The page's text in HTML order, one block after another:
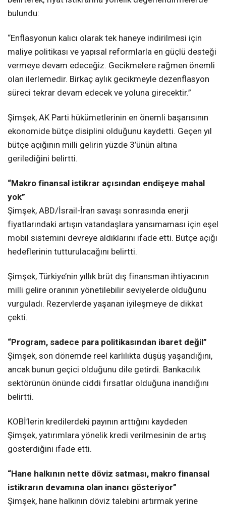
bulundu:
“Enflasyonun kalıcı olarak tek haneye indirilmesi için
maliye politikası ve yapısal reformlarla en güçlü desteği
vermeye devam edeceğiz. Gecikmelere rağmen önemli
olan ilerlemedir. Birkaç aylık gecikmeyle dezenflasyon
süreci tekrar devam edecek ve yoluna girecektir.”
Şimşek, AK Parti hükümetlerinin en önemli başarısının
ekonomide bütçe disiplini olduğunu kaydetti. Geçen yıl
bütçe açığının milli gelirin yüzde 3’ünün altına
gerilediğini belirtti.
“Makro finansal istikrar açısından endişeye mahal
yok”
Şimşek, ABD/İsrail-İran savaşı sonrasında enerji
fiyatlarındaki artışın vatandaşlara yansımaması için eşel
mobil sistemini devreye aldıklarını ifade etti. Bütçe açığı
hedeflerinin tutturulacağını belirtti.
Şimşek, Türkiye’nin yıllık brüt dış finansman ihtiyacının
milli gelire oranının yönetilebilir seviyelerde olduğunu
vurguladı. Rezervlerde yaşanan iyileşmeye de dikkat
çekti.
“Program, sadece para politikasından ibaret değil”
Şimşek, son dönemde reel karlılıkta düşüş yaşandığını,
ancak bunun geçici olduğunu dile getirdi. Bankacılık
sektörünün önünde ciddi fırsatlar olduğuna inandığını
belirtti.
KOBİ’lerin kredilerdeki payının arttığını kaydeden
Şimşek, yatırımlara yönelik kredi verilmesinin de artış
gösterdiğini ifade etti.
“Hane halkının nette döviz satması, makro finansal
istikrarın devamına olan inancı gösteriyor”
Şimşek, hane halkının döviz talebini artırmak yerine